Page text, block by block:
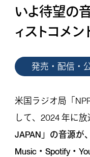
いよ待望の
ィストコメン
発売・配信・
米国ラジオ局「
して、2024 年に
JAPAN」の音源が
Music・Spotify・